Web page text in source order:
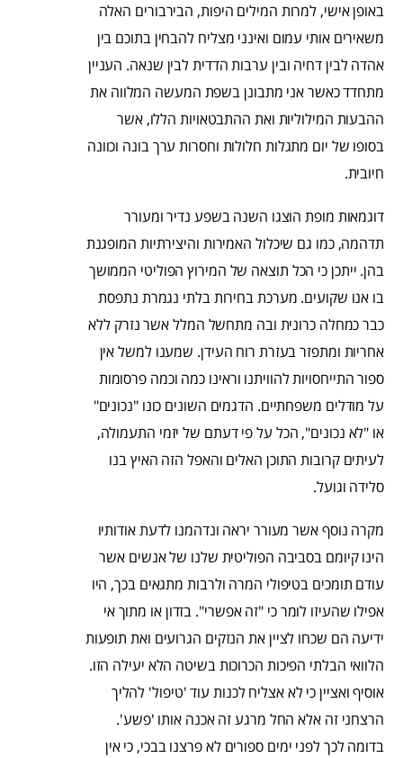
באופן אישי, למרות המילים היפות, הבירבורים האלה
משאירים אותי עמום ואינני מצליח להבחין בתוכם בין
אהדה לבין דחיה ובין ערבות הדדית לבין שנאה. העניין
מתחדד כאשר אני מתבונן בשפת המעשה המלווה את
ההבעות המילוליות ואת ההתבטאויות הללו, אשר
בסופו של יום מתגלות חלולות וחסרות ערך בונה וכוונה
חיובית.
דוגמאות מופת הוצגו השנה בשפע נדיר ומעורר
תדהמה, כמו גם שיכלול האמירות והיצירתיות המופגנת
בהן. ייתכן כי הכל תוצאה של המירוץ הפוליטי הממושך
בו אנו שקועים. מערכת בחירות בלתי נגמרת נתפסת
כבר כמחלה כרונית ובה מתחשל המלל אשר נזרק ללא
אחריות ומתפזר בעזרת רוח העידן. שמענו למשל אין
ספור התייחסויות להוויתנו וראינו כמה וכמה פרסומות
על מודלים משפחתיים. הדגמים השונים כונו "נכונים"
או "לא נכונים", הכל על פי דעתם של יזמי התעמולה,
לעיתים קרובות התוכן האלים והאפל הזה האיץ בנו
סלידה וגועל.
מקרה נוסף אשר מעורר יראה ונדהמנו לדעת אודותיו
הינו קיומם בסביבה הפוליטית שלנו של אנשים אשר
עודם תומכים בטיפולי המרה ולרבות מתגאים בכך, היו
אפילו שהעיזו לומר כי "זה אפשרי". בזדון או מתוך אי
ידיעה הם שכחו לציין את הנזקים הגרועים ואת תופעות
הלוואי הבלתי הפיכות הכרוכות בשיטה הלא יעילה הזו.
אוסיף ואציין כי לא אצליח לכנות עוד 'טיפול' להליך
הרצחני זה אלא החל מרגע זה אכנה אותו 'פשע'.
בדומה לכך לפני ימים ספורים לא פרצנו בבכי, כי אין